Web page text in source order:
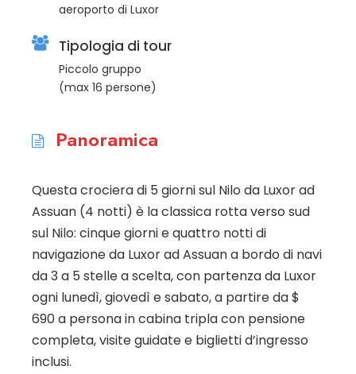
aeroporto di Luxor
Tipologia di tour
Piccolo gruppo
(max 16 persone)
Panoramica
Questa crociera di 5 giorni sul Nilo da Luxor ad
Assuan (4 notti) è la classica rotta verso sud
sul Nilo: cinque giorni e quattro notti di
navigazione da Luxor ad Assuan a bordo di navi
da 3 a 5 stelle a scelta, con partenza da Luxor
ogni lunedì, giovedì e sabato, a partire da $
690 a persona in cabina tripla con pensione
completa, visite guidate e biglietti d’ingresso
inclusi.